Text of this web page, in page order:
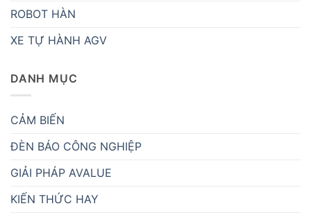
ROBOT HÀN
XE TỰ HÀNH AGV
DANH MỤC
CẢM BIẾN
ĐÈN BÁO CÔNG NGHIỆP
GIẢI PHÁP AVALUE
KIẾN THỨC HAY